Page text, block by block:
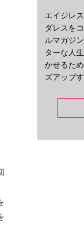
エイジレ
ダレスを
ルマガジ
ターな人
かせるた
ズアップ